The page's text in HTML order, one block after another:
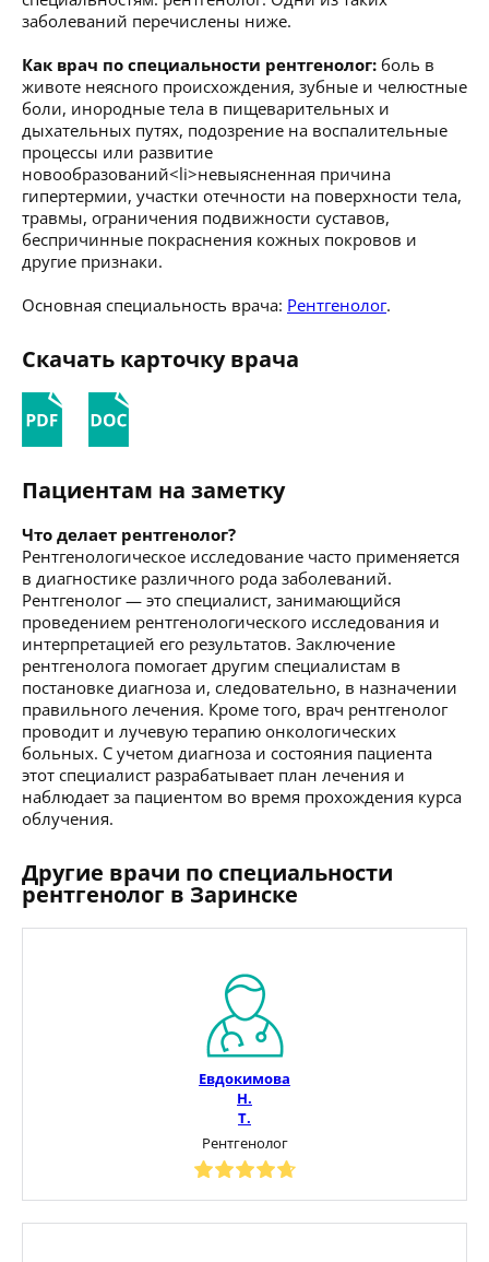
заболеваний перечислены ниже.
Как врач по специальности рентгенолог: боль в
животе неясного происхождения, зубные и челюстные
боли, инородные тела в пищеварительных и
дыхательных путях, подозрение на воспалительные
процессы или развитие
новообразований<li>невыясненная причина
гипертермии, участки отечности на поверхности тела,
травмы, ограничения подвижности суставов,
беспричинные покраснения кожных покровов и
другие признаки.
Основная специальность врача: Рентгенолог.
Скачать карточку врача
Пациентам на заметку
Что делает рентгенолог?
Рентгенологическое исследование часто применяется
в диагностике различного рода заболеваний.
Рентгенолог — это специалист, занимающийся
проведением рентгенологического исследования и
интерпретацией его результатов. Заключение
рентгенолога помогает другим специалистам в
постановке диагноза и, следовательно, в назначении
правильного лечения. Кроме того, врач рентгенолог
проводит и лучевую терапию онкологических
больных. С учетом диагноза и состояния пациента
этот специалист разрабатывает план лечения и
наблюдает за пациентом во время прохождения курса
облучения.
Другие врачи по специальности
рентгенолог в Заринске
Евдокимова
Н.
Т.
Рентгенолог